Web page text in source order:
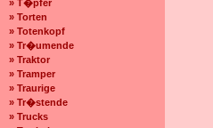
» T�pfer
» Torten
» Totenkopf
» Tr�umende
» Traktor
» Tramper
» Traurige
» Tr�stende
» Trucks